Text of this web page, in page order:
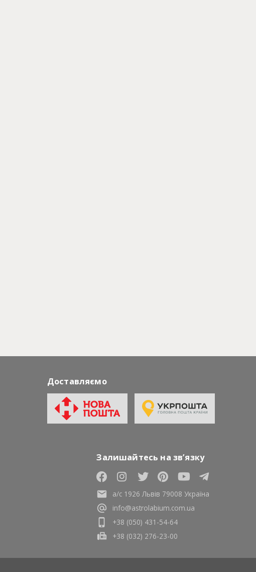
Доставляємо
Залишайтесь на зв’язку
а/с 1926 Львів 79008 Україна
info@astrolabium.com.ua
+38 (050) 431-54-64
+38 (032) 276-23-00